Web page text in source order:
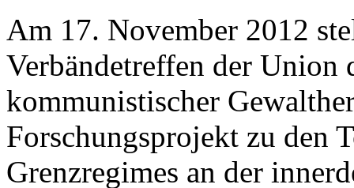
Am 17. November 2012
Verbändetreffen der Union
kommunistischer
Forschungsprojekt zu den
Grenzregimes an der